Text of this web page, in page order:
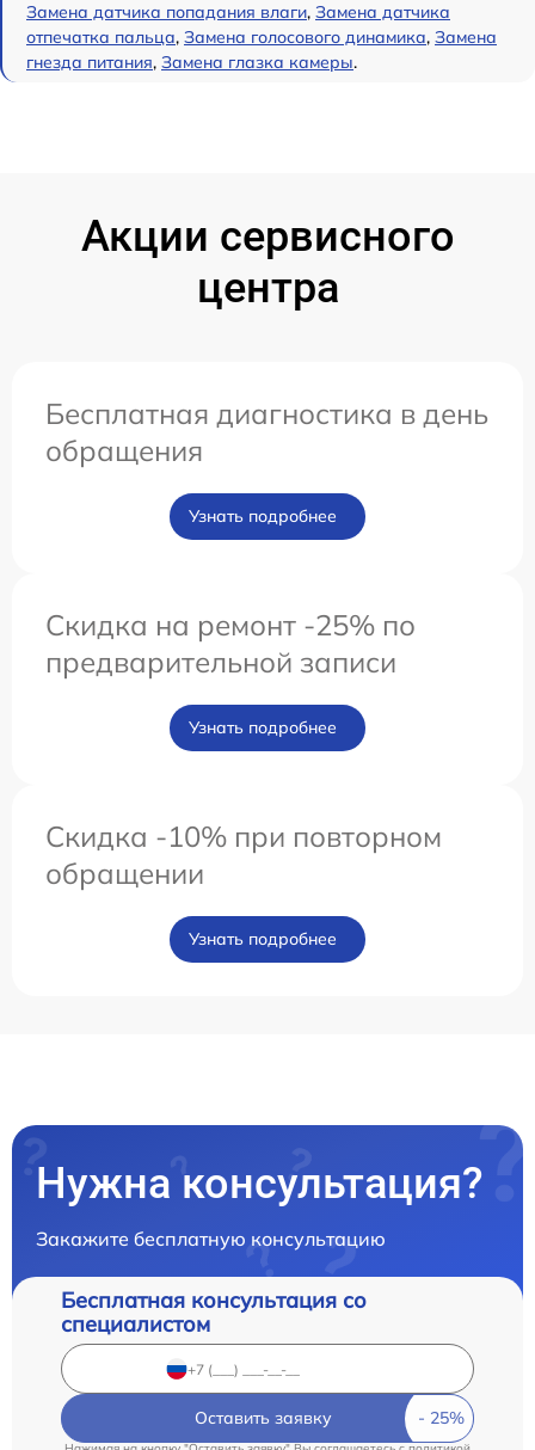
Замена датчика попадания влаги, Замена датчика
отпечатка пальца, Замена голосового динамика, Замена
гнезда питания, Замена глазка камеры.
Акции сервисного
центра
Бесплатная диагностика в день
обращения
Узнать подробнее
Скидка на ремонт -25% по
предварительной записи
Узнать подробнее
Скидка -10% при повторном
обращении
Узнать подробнее
Нужна консультация?
Закажите бесплатную консультацию
Бесплатная консультация со
специалистом
Оставить заявку